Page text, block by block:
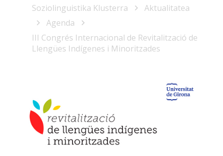
Soziolinguistika Klusterra
Aktualitatea
Agenda
III Congrés Internacional de Revitalització de
Llengües Indígenes i Minoritzades